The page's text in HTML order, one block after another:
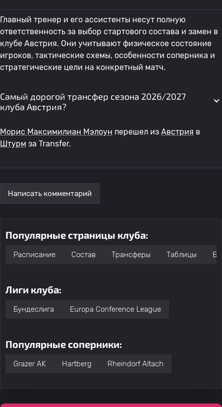
Главный тренер и его ассистенты несут полную
ответственность за выбор стартового состава и замен в
клубе Австрия. Они учитывают физическое состояние
игроков, тактические схемы, особенности соперника и
стратегические цели на конкретный матч.
Самый дорогой трансфер сезона 2026/2027
клуба Австрия?
Морис Максимилиан Мэлоун перешел из Австрия в
Штурм за Transfer.
Написать комментарий
Популярные страницы клуба:
Расписание Состав Трансферы Таблицы
Лиги клуба:
Бундеслига Europa Conference League
Популярные соперники:
Grazer AK Hartberg Rheindorf Altach